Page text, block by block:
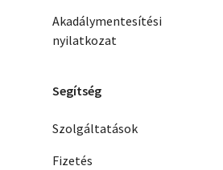
Akadálymentesítési
nyilatkozat
Segítség
Szolgáltatások
Fizetés